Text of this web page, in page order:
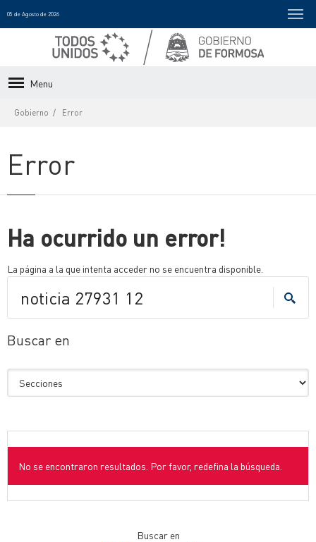
05 de Agosto de 2026
Menu
Gobierno Error
Error
Ha ocurrido un error!
La página a la que intenta acceder no se encuentra disponible.
Buscar en
No se encontraron resultados. Por favor, redefina la búsqueda.
Buscar en